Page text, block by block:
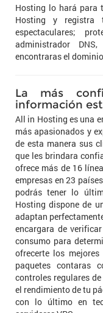
Hosting lo hará para
Hosting y registra
espectaculares;
administrador
encontraras el
La más
información
All in Hosting es una
más apasionados y
de esta manera sus
que les brindara
ofrece más de 16
empresas en 23
podrás tener lo
Hosting dispone de
adaptan
encargara de
consumo para
ofrecerte los
paquetes contaras
controles regulares
el rendimiento de tu
con lo último en